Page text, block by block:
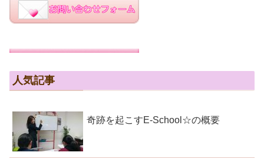
人気記事
奇跡を起こすE-School☆の概要